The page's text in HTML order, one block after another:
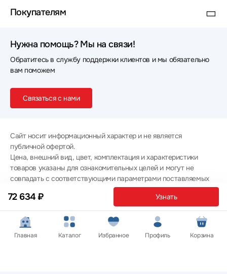
72 634 ₽ Узнать
Покупателям
Нужна помощь? Мы на связи!
Обратитесь в службу поддержки клиентов и мы обязательно
вам поможем
Связаться с нами
Сайт носит информационный характер и не является
публичной офертой.
Цена, внешний вид, цвет, комплектация и характеристики
товаров указаны для ознакомительных целей и могут не
совпадать с соответствующими параметрами поставляемых
товаров - уточняйте информацию у менеджера при
оформлении заказа.
Политика конфиденциальности
© 2012 — 2026 ООО «Эпл Тэк»
Главная Каталог Избранное Профиль Корзина